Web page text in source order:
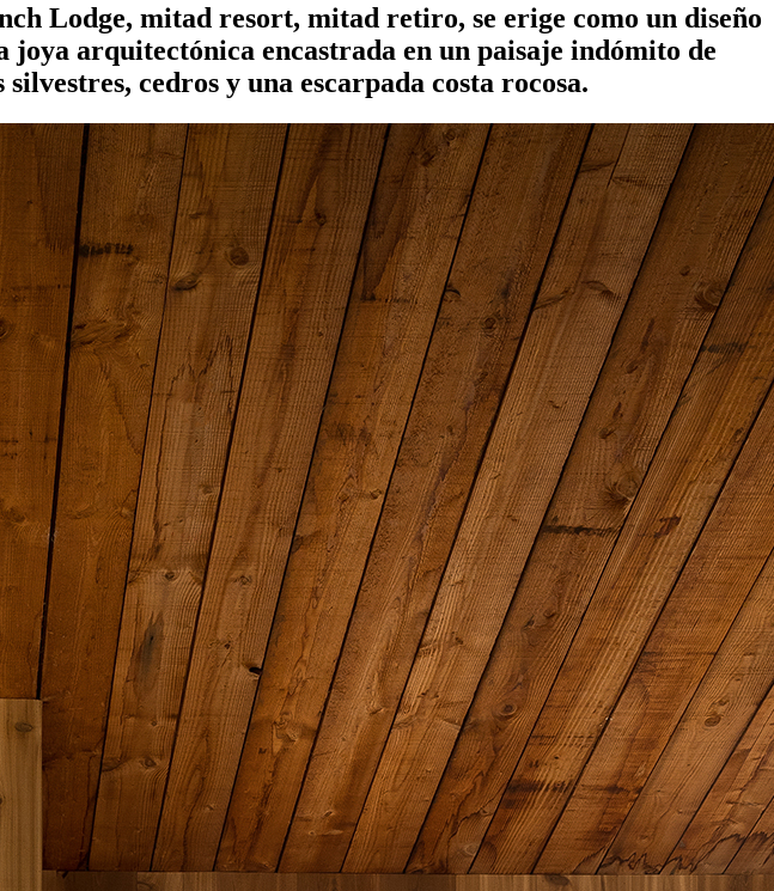
Lodge, mitad resort, mitad retiro, se erige como un diseño
arquitectónica encastrada en un paisaje indómito de
cedros y una escarpada costa rocosa.